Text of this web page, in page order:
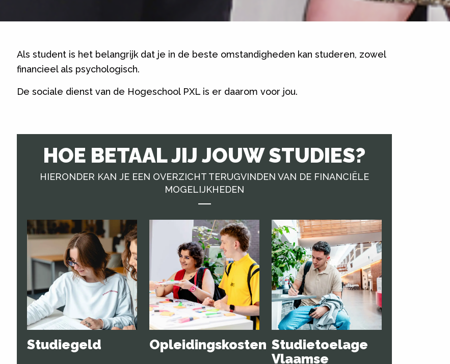
Als student is het belangrijk dat je in de beste omstandigheden kan studeren, zowel
financieel als psychologisch.
De sociale dienst van de Hogeschool PXL is er daarom voor jou.
HOE BETAAL JIJ JOUW STUDIES?
HIERONDER KAN JE EEN OVERZICHT TERUGVINDEN VAN DE FINANCIËLE
MOGELIJKHEDEN
Studiegeld Opleidingskosten Studietoelage
Vlaamse